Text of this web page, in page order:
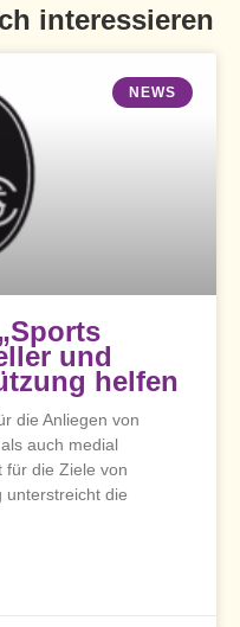
interessieren
NEWS
und
helfen
die Anliegen von
als auch medial
für die Ziele von
unterstreicht die